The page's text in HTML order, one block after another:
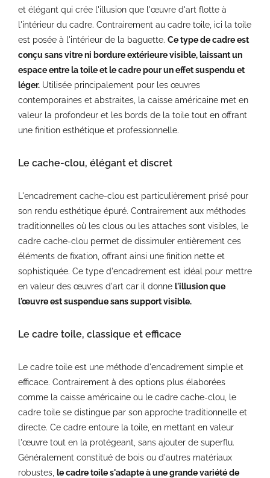
et élégant qui crée l'illusion que l'œuvre d'art flotte à
l'intérieur du cadre. Contrairement au cadre toile, ici la toile
est posée à l'intérieur de la baguette. Ce type de cadre est
conçu sans vitre ni bordure extérieure visible, laissant un
espace entre la toile et le cadre pour un effet suspendu et
léger. Utilisée principalement pour les œuvres
contemporaines et abstraites, la caisse américaine met en
valeur la profondeur et les bords de la toile tout en offrant
une finition esthétique et professionnelle.
Le cache-clou, élégant et discret
L'encadrement cache-clou est particulièrement prisé pour
son rendu esthétique épuré. Contrairement aux méthodes
traditionnelles où les clous ou les attaches sont visibles, le
cadre cache-clou permet de dissimuler entièrement ces
éléments de fixation, offrant ainsi une finition nette et
sophistiquée. Ce type d'encadrement est idéal pour mettre
en valeur des œuvres d'art car il donne l'illusion que
l'œuvre est suspendue sans support visible.
Le cadre toile, classique et efficace
Le cadre toile est une méthode d'encadrement simple et
efficace. Contrairement à des options plus élaborées
comme la caisse américaine ou le cadre cache-clou, le
cadre toile se distingue par son approche traditionnelle et
directe. Ce cadre entoure la toile, en mettant en valeur
l'œuvre tout en la protégeant, sans ajouter de superflu.
Généralement constitué de bois ou d'autres matériaux
robustes, le cadre toile s'adapte à une grande variété de